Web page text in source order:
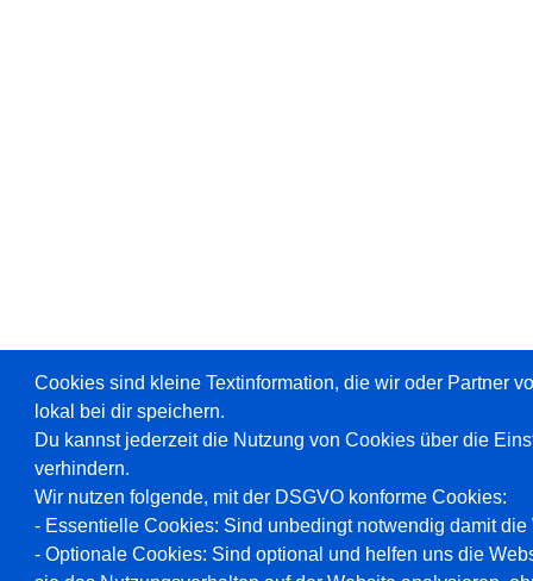
Cookies sind kleine Textinformation, die wir oder Partner
lokal bei dir speichern.
Du kannst jederzeit die Nutzung von Cookies über die
verhindern.
Wir nutzen folgende, mit der DSGVO konforme Cookies:
- Essentielle Cookies: Sind unbedingt notwendig damit
- Optionale Cookies: Sind optional und helfen uns die